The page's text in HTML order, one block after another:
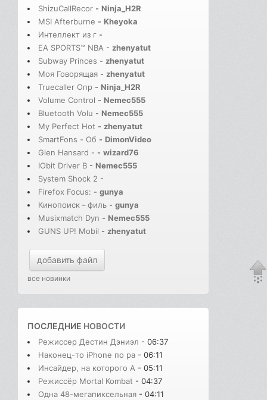
ShizuCallRecor - Ninja_H2R
MSI Afterburne - Kheyoka
Интеллект из г -
EA SPORTS™ NBA - zhenyatut
Subway Princes - zhenyatut
Моя Говорящая - zhenyatut
Truecaller Опр - Ninja_H2R
Volume Control - Nemec555
Bluetooth Volu - Nemec555
My Perfect Hot - zhenyatut
SmartFons - Об - DimonVideo
Glen Hansard - - wizard76
IObit Driver B - Nemec555
System Shock 2 -
Firefox Focus: - gunya
Кинопоиск－филь - gunya
Musixmatch Dyn - Nemec555
GUNS UP! Mobil - zhenyatut
добавить файл
все новинки
ПОСЛЕДНИЕ НОВОСТИ
Режиссер Дестин Дэниэл - 06:37
Наконец-то iPhone по ра - 06:11
Инсайдер, на которого A - 05:11
Режиссёр Mortal Kombat - 04:37
Одна 48-мегапиксельная - 04:11